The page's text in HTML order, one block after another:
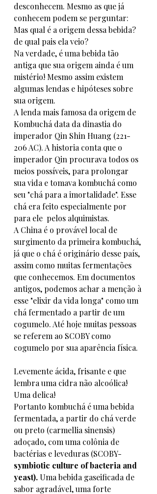
desconhecem. Mesmo as que já
conhecem podem se perguntar:
Mas qual é a origem dessa bebida?
de qual pais ela veio?
Na verdade, é uma bebida tão
antiga que sua origem ainda é um
mistério! Mesmo assim existem
algumas lendas e hipóteses sobre
sua origem.
A lenda mais famosa da origem de
Kombuchá data da dinastia do
imperador Qin Shin Huang (221-
206 AC). A historia conta que o
imperador Qin procurava todos os
meios possíveis, para prolongar
sua vida e tomava kombuchá como
seu "chá para a imortalidade". Esse
chá era feito especialmente por
para ele  pelos alquimistas.
A China é o provável local de
surgimento da primeira kombuchá,
já que o chá é originário desse país,
assim como muitas fermentações
que conhecemos. Em documentos
antigos, podemos achar a menção à
esse "elixir da vida longa" como um
chá fermentado a partir de um
cogumelo. Até hoje muitas pessoas
se referem ao SCOBY como
cogumelo por sua aparência física.
Levemente ácida, frisante e que
lembra uma cidra não alcoólica!
Uma delica!
Portanto kombuchá é uma bebida
fermentada, a partir do chá verde
ou preto (carmellia sinensis)
adoçado, com uma colônia de
bactérias e leveduras (SCOBY-
symbiotic culture of bacteria and
yeast). Uma bebida gaseificada de
sabor agradável, uma forte